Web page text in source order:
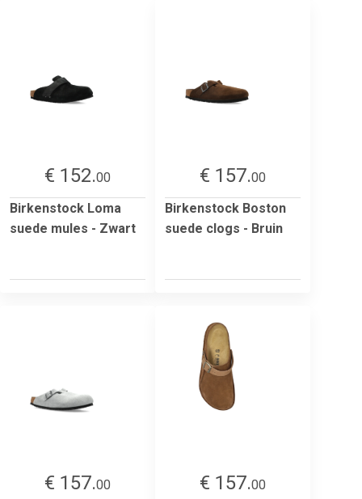
€ 152.00
Birkenstock Loma
suede mules - Zwart
€ 157.00
Birkenstock Boston
suede clogs - Bruin
€ 157.00
€ 157.00